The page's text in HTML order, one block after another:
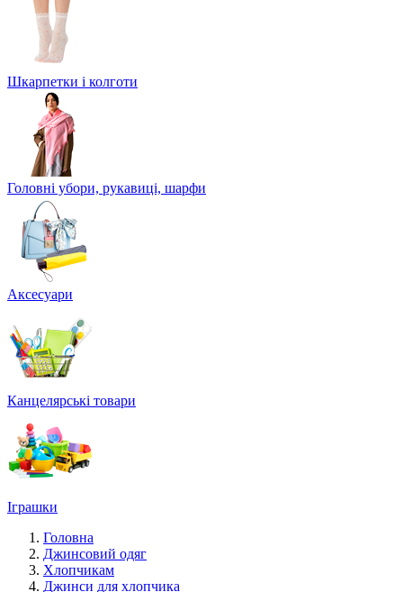
Шкарпетки і колготи
Головні убори, рукавиці, шарфи
Аксесуари
Канцелярські товари
Іграшки
Головна
Джинсовий одяг
Хлопчикам
Джинси для хлопчика